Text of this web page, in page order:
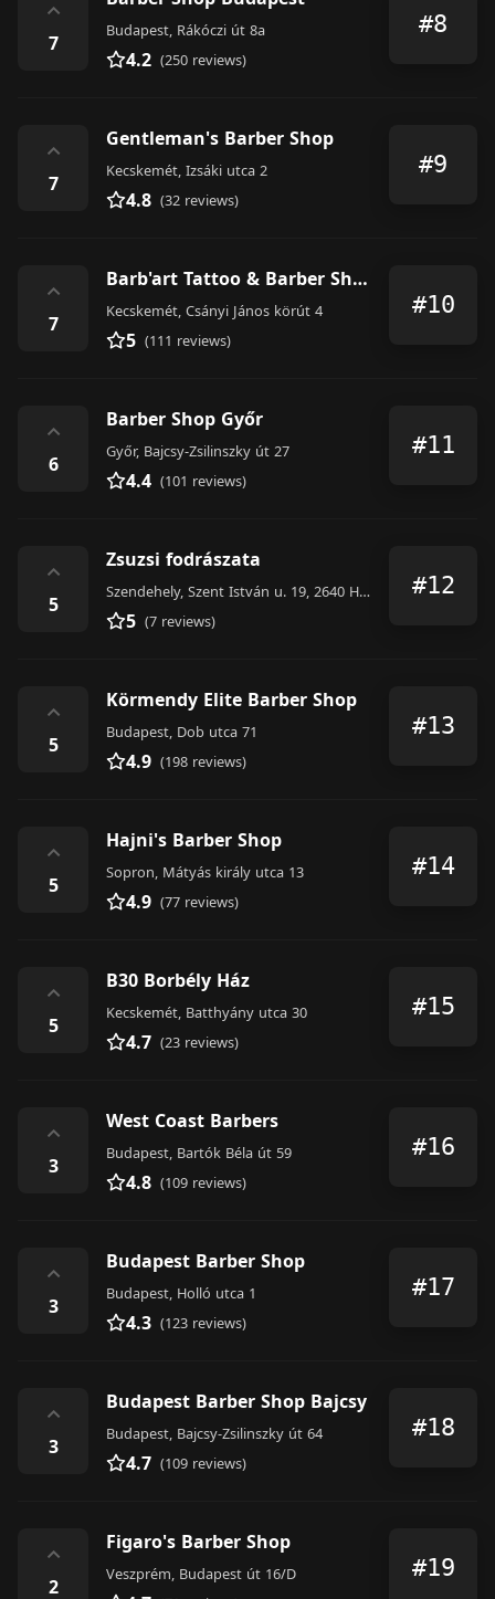
⌃
7
Budapest, Rákóczi út 8a
4.2 (250 reviews)
#8
⌃
7
Gentleman's Barber Shop
Kecskemét, Izsáki utca 2
4.8 (32 reviews)
#9
⌃
7
Barb'art Tattoo & Barber Shop
Kecskemét, Csányi János körút 4
5 (111 reviews)
#10
⌃
6
Barber Shop Győr
Győr, Bajcsy-Zsilinszky út 27
4.4 (101 reviews)
#11
⌃
5
Zsuzsi fodrászata
Szendehely, Szent István u. 19, 2640 Hungary
5 (7 reviews)
#12
⌃
5
Körmendy Elite Barber Shop
Budapest, Dob utca 71
4.9 (198 reviews)
#13
⌃
5
Hajni's Barber Shop
Sopron, Mátyás király utca 13
4.9 (77 reviews)
#14
⌃
5
B30 Borbély Ház
Kecskemét, Batthyány utca 30
4.7 (23 reviews)
#15
⌃
3
West Coast Barbers
Budapest, Bartók Béla út 59
4.8 (109 reviews)
#16
⌃
3
Budapest Barber Shop
Budapest, Holló utca 1
4.3 (123 reviews)
#17
⌃
3
Budapest Barber Shop Bajcsy
Budapest, Bajcsy-Zsilinszky út 64
4.7 (109 reviews)
#18
⌃
2
Figaro's Barber Shop
Veszprém, Budapest út 16/D #19